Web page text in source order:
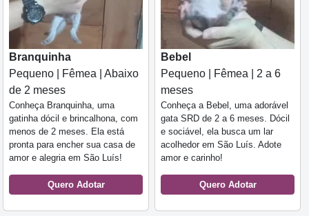
Branquinha
Pequeno | Fêmea | Abaixo
de 2 meses
Conheça Branquinha, uma
gatinha dócil e brincalhona, com
menos de 2 meses. Ela está
pronta para encher sua casa de
amor e alegria em São Luís!
Quero Adotar
Bebel
Pequeno | Fêmea | 2 a 6
meses
Conheça a Bebel, uma adorável
gata SRD de 2 a 6 meses. Dócil
e sociável, ela busca um lar
acolhedor em São Luís. Adote
amor e carinho!
Quero Adotar